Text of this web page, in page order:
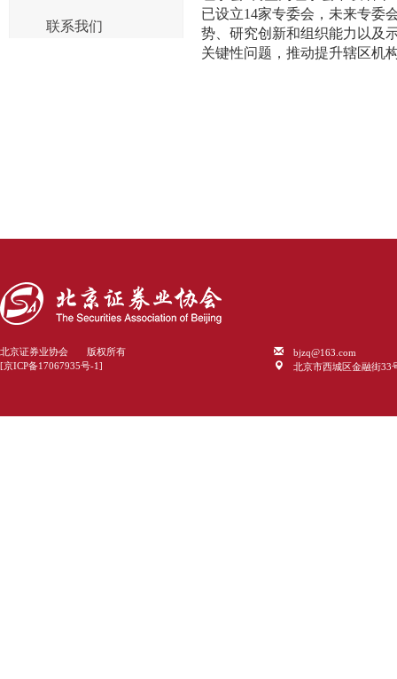
联系我们
已设立14家专委会，未来专委
势、研究创新和组织能力以及
关键性问题，推动提升辖区机
北京证券业协会 版权所有
[京ICP备17067935号-1]
bjzq@163.com
北京市西城区金融街33